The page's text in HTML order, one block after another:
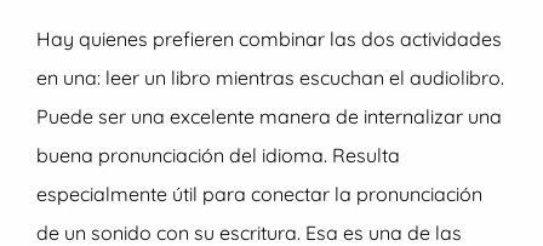
Hay quienes prefieren combinar las dos actividades
en una: leer un libro mientras escuchan el audiolibro.
Puede ser una excelente manera de internalizar una
buena pronunciación del idioma. Resulta
especialmente útil para conectar la pronunciación
de un sonido con su escritura. Esa es una de las